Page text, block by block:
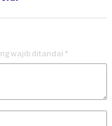
wajib ditandai *